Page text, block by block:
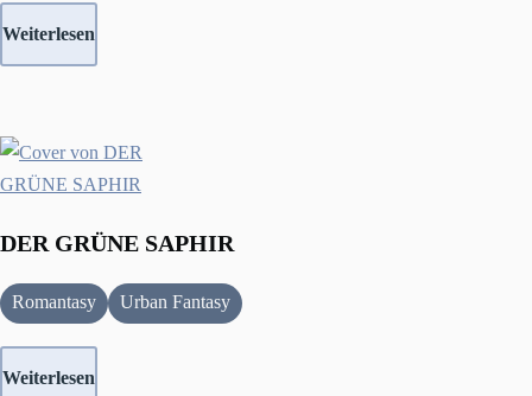
Weiterlesen
DER GRÜNE SAPHIR
Romantasy Urban Fantasy
Weiterlesen